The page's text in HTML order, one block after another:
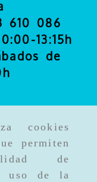
cookies
permiten
de
uso de la
610 086
13:15h
de